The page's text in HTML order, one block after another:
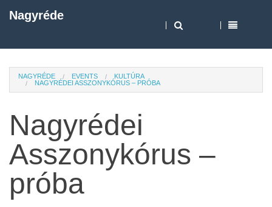
Nagyréde
NAGYRÉDE EVENTS
KULTÚRA
NAGYRÉDEI ASSZONYKÓRUS – PRÓBA
Nagyrédei
Asszonykórus –
próba